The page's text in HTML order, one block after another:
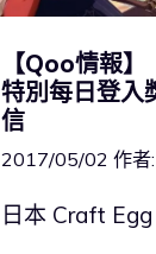
【Qoo情報
特別每日登入
信
2017/05/02 作者:
日本 Craft